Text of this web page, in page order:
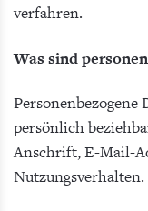
verfahren.
Was sind
Personenbezogene
persönlich
Anschrift, E-Mail-
Nutzungsverhalten.